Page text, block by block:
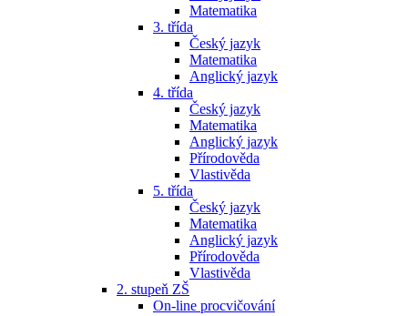
Matematika
3. třída
Český jazyk
Matematika
Anglický jazyk
4. třída
Český jazyk
Matematika
Anglický jazyk
Přírodověda
Vlastivěda
5. třída
Český jazyk
Matematika
Anglický jazyk
Přírodověda
Vlastivěda
2. stupeň ZŠ
On-line procvičování